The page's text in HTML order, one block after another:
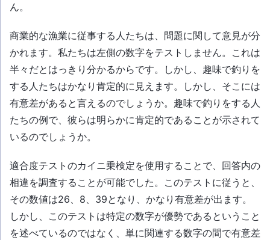
ん。
商業的な漁業に従事する人たちは、問題に関して意見が分
かれます。私たちは左側の数字をテストしません。これは
半々だとはっきり分かるからです。しかし、趣味で釣りを
する人たちはかなり肯定的に見えます。しかし、そこには
有意差があると言えるのでしょうか。趣味で釣りをする人
たちの例で、彼らは明らかに肯定的であることが示されて
いるのでしょうか。
適合度テストのカイニ乗検定を使用することで、回答内の
相違を調査することが可能でした。このテストに従うと、
その数値は26、8、39となり、かなり有意差が出ます。
しかし、このテストは特定の数字が優勢であるということ
を述べているのではなく、単に関連する数字の間で有意差